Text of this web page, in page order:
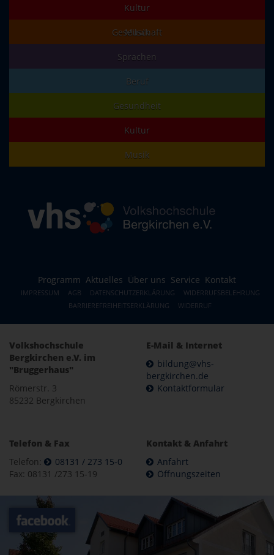
Kultur
Musik
Gesellschaft
Sprachen
Beruf
Gesundheit
Kultur
Musik
Programm Aktuelles Über uns Service Kontakt
IMPRESSUM AGB DATENSCHUTZERKLÄRUNG
WIDERRUFSBELEHRUNG
BARRIEREFREIHEITSERKLÄRUNG
WIDERRUF
Volkshochschule
Bergkirchen e.V. im
"Bruggerhaus"
Römerstr. 3
85232 Bergkirchen
E-Mail & Internet
bildung@vhs-
bergkirchen.de
Kontaktformular
Telefon & Fax
Telefon:
08131 / 273 15-0
Fax: 08131 /273 15-19
Kontakt & Anfahrt
Anfahrt
Öffnungszeiten